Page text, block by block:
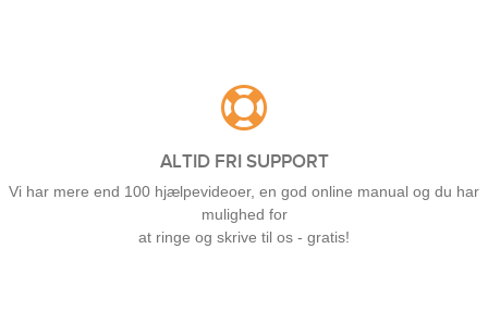
ALTID FRI SUPPORT
Vi har mere end 100 hjælpevideoer, en god online manual og du har
mulighed for
at ringe og skrive til os - gratis!